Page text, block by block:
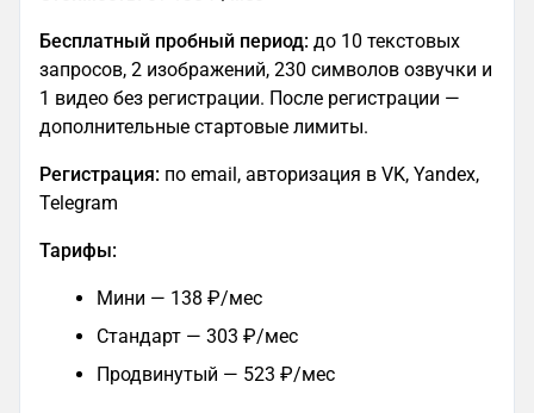
Бесплатный пробный период: до 10 текстовых
запросов, 2 изображений, 230 символов озвучки и
1 видео без регистрации. После регистрации —
дополнительные стартовые лимиты.
Регистрация: по email, авторизация в VK, Yandex,
Telegram
Тарифы:
Мини — 138 ₽/мес
Стандарт — 303 ₽/мес
Продвинутый — 523 ₽/мес